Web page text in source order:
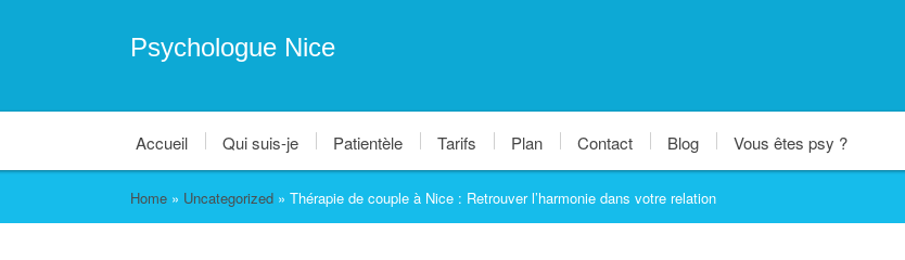
Psychologue Nice
Accueil Qui suis-je Patientèle Tarifs Plan Contact Blog Vous êtes psy ?
Home» Uncategorized» Thérapie de couple à Nice : Retrouver l’harmonie dans votre relation